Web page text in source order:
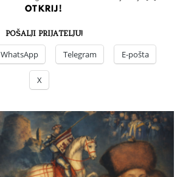
OTKRIJ!
POŠALJI PRIJATELJU!
WhatsApp Telegram E-pošta
X